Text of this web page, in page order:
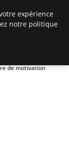
de motivation
expérience
notre politique